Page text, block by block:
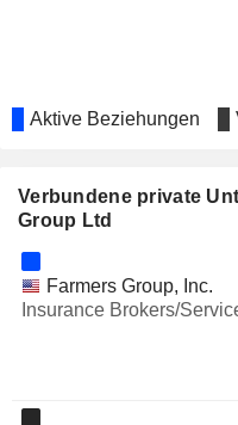
VALIANT HOLDING
SIEGFRIED
Aktive Beziehungen
Verbundene private
Group Ltd
Farmers Group, Inc.
Insurance Brokers/